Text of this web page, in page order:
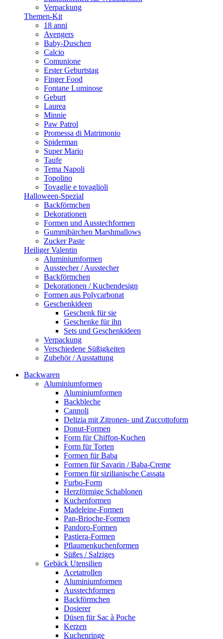
Verpackung
Themen-Kit
18 anni
Avengers
Baby-Duschen
Calcio
Comunione
Erster Geburtstag
Finger Food
Fontane Luminose
Geburt
Laurea
Minnie
Paw Patrol
Promessa di Matrimonio
Spiderman
Super Mario
Taufe
Tema Napoli
Topolino
Tovaglie e tovaglioli
Halloween-Spezial
Backförmchen
Dekorationen
Formen und Ausstechformen
Gummibärchen Marshmallows
Zucker Paste
Heiliger Valentin
Aluminiumformen
Ausstecher / Ausstecher
Backförmchen
Dekorationen / Kuchendesign
Formen aus Polycarbonat
Geschenkideen
Geschenk für sie
Geschenke für ihn
Sets und Geschenkideen
Verpackung
Verschiedene Süßigkeiten
Zubehör / Ausstattung
Backwaren
Aluminiumformen
Aluminiumformen
Backbleche
Cannoli
Delizia mit Zitronen- und Zuccottoform
Donut-Formen
Form für Chiffon-Kuchen
Form für Torten
Formen für Baba
Formen für Savarin / Baba-Creme
Formen für sizilianische Cassata
Furbo-Form
Herzförmige Schablonen
Kuchenformen
Madeleine-Formen
Pan-Brioche-Formen
Pandoro-Formen
Pastiera-Formen
Pflaumenkuchenformen
Süßes / Salziges
Gebäck Utensilien
Acetatrollen
Aluminiumformen
Ausstechformen
Backförmchen
Dosierer
Düsen für Sac à Poche
Kerzen
Kuchenringe